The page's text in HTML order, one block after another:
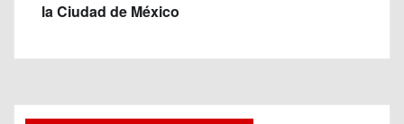
la Ciudad de México